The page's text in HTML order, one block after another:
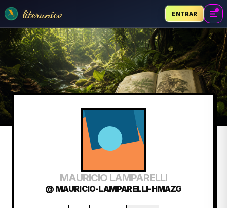
literunico ENTRAR
MAURICIO LAMPARELLI
@ MAURICIO-LAMPARELLI-HMAZG